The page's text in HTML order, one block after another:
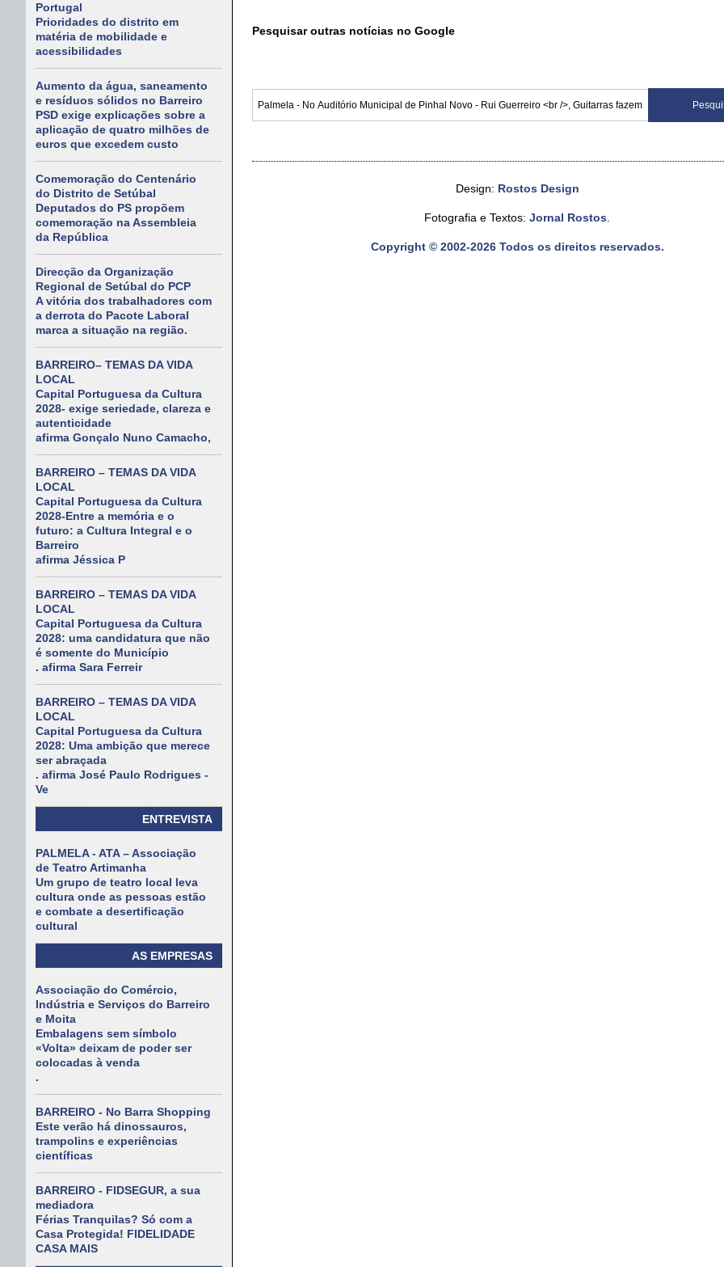
Portugal
Prioridades do distrito em
matéria de mobilidade e
acessibilidades
Aumento da água, saneamento
e resíduos sólidos no Barreiro
PSD exige explicações sobre a
aplicação de quatro milhões de
euros que excedem custo
Comemoração do Centenário
do Distrito de Setúbal
Deputados do PS propõem
comemoração na Assembleia
da República
Direcção da Organização
Regional de Setúbal do PCP
A vitória dos trabalhadores com
a derrota do Pacote Laboral
marca a situação na região.
BARREIRO– TEMAS DA VIDA
LOCAL
Capital Portuguesa da Cultura
2028- exige seriedade, clareza e
autenticidade
afirma Gonçalo Nuno Camacho,
BARREIRO – TEMAS DA VIDA
LOCAL
Capital Portuguesa da Cultura
2028-Entre a memória e o
futuro: a Cultura Integral e o
Barreiro
afirma Jéssica P
BARREIRO – TEMAS DA VIDA
LOCAL
Capital Portuguesa da Cultura
2028: uma candidatura que não
é somente do Município
. afirma Sara Ferreir
BARREIRO – TEMAS DA VIDA
LOCAL
Capital Portuguesa da Cultura
2028: Uma ambição que merece
ser abraçada
. afirma José Paulo Rodrigues -
Ve
ENTREVISTA
PALMELA - ATA – Associação
de Teatro Artimanha
Um grupo de teatro local leva
cultura onde as pessoas estão
e combate a desertificação
cultural
AS EMPRESAS
Associação do Comércio,
Indústria e Serviços do Barreiro
e Moita
Embalagens sem símbolo
«Volta» deixam de poder ser
colocadas à venda
.
BARREIRO - No Barra Shopping
Este verão há dinossauros,
trampolins e experiências
científicas
BARREIRO - FIDSEGUR, a sua
mediadora
Férias Tranquilas? Só com a
Casa Protegida! FIDELIDADE
CASA MAIS
Pesquisar outras notícias no Google
Design: Rostos Design
Fotografia e Textos: Jornal Rostos
Copyright © 2002-2026 Todos os direitos reservados.